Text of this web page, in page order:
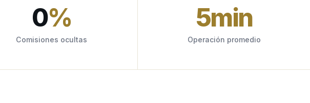
0%
Comisiones ocultas
5min
Operación promedio